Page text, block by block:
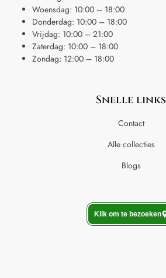
Woensdag: 10:00 – 18:00
Donderdag: 10:00 – 18:00
Vrijdag: 10:00 – 21:00
Zaterdag: 10:00 – 18:00
Zondag: 12:00 – 18:00
Snelle links
Contact
Alle collecties
Blogs
Klik om te bezoeken